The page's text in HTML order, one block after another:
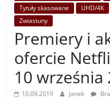
Tytuły skasowane
UHD/4K
Zwiastuny
Premiery i
ofercie
10 września
10.09.2019 Janek